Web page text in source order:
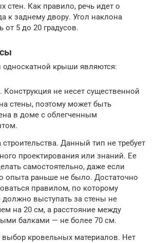
стен. Как правило, речь идет о
к заднему двору. Угол наклона
от 5 до 20 градусов.
крыши являются:
Конструкция не несет существенной
стены, поэтому может быть
в доме с облегченным
строительства. Данный тип не требует
проектирования или знаний. Ее
самостоятельно, даже если
опыта раньше не было. Достаточно
правилом, по которому
должно выступать за стены не
на 20 см, а расстояние между
балками — не более 70 см.
кровельных материалов. Нет